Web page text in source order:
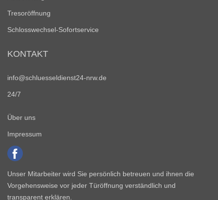
Tresoröffnung
Schlosswechsel-Sofortservice
KONTAKT
info@schluesseldienst24-nrw.de
24/7
Über uns
Impressum
Unser Mitarbeiter wird Sie persönlich betreuen und ihnen die
Vorgehensweise vor jeder Türöffnung verständlich und
transparent erklären.